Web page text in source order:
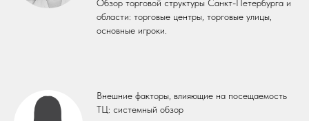
Обзор торговой структуры Санкт-Петербурга и
области: торговые центры, торговые улицы,
основные игроки.
Внешние факторы, влияющие на посещаемость
ТЦ: системный обзор